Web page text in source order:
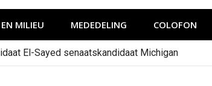
MILIEU MEDEDELING COLOFON
El-Sayed senaatskandidaat Michigan
van op sociale media verspreide hoax?